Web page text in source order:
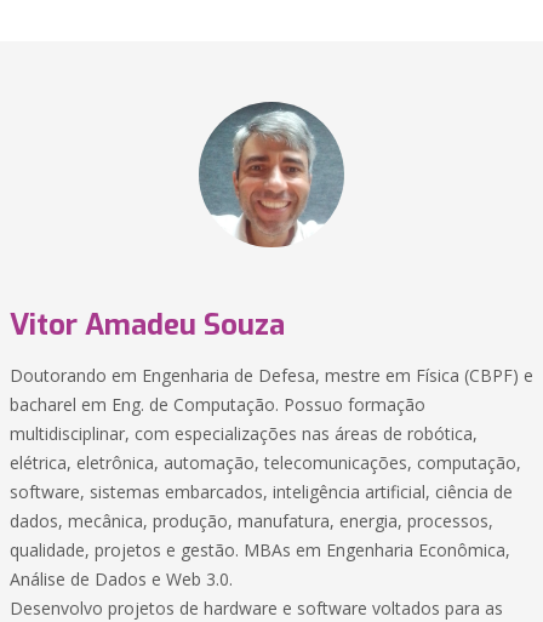
Vitor Amadeu Souza
Doutorando em Engenharia de Defesa, mestre em Física (CBPF) e
bacharel em Eng. de Computação. Possuo formação
multidisciplinar, com especializações nas áreas de robótica,
elétrica, eletrônica, automação, telecomunicações, computação,
software, sistemas embarcados, inteligência artificial, ciência de
dados, mecânica, produção, manufatura, energia, processos,
qualidade, projetos e gestão. MBAs em Engenharia Econômica,
Análise de Dados e Web 3.0.
Desenvolvo projetos de hardware e software voltados para as